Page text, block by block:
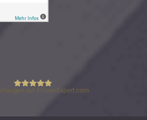
Lutz Schneider Immobilienbewertung
auf ProvenExpert.com